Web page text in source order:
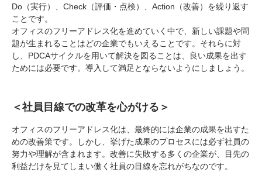
Do（実行）、Check（評価・点検）、Action（改善）を繰り返す
ことです。
オフィスのフリーアドレス化を進めていく中で、新しい課題や問
題が生まれることはどの企業でもいえることです。それらに対
し、PDCAサイクルを用いて解決を図ることは、良い成果を出す
ためには必要です。導入して満足とならないようにしましょう。
＜社員目線での改革を心がける＞
オフィスのフリーアドレス化は、最終的には企業の成果を出すた
めの改善策です。しかし、挙げた成果のプロセスには必ず社員の
努力や理解が含まれます。改善に失敗する多くの企業が、目先の
利益だけを見てしまい働く社員の目線を忘れがちなのです。